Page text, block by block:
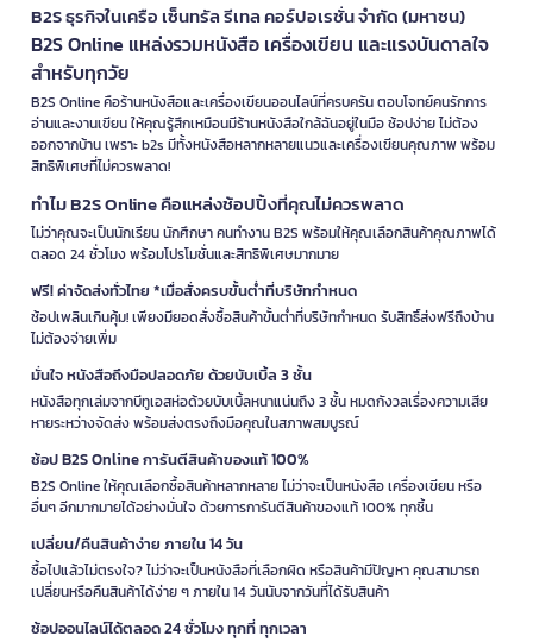
B2S ธุรกิจในเครือ เซ็นทรัล รีเทล คอร์ปอเรชั่น จำกัด (มหาชน)
B2S Online แหล่งรวมหนังสือ เครื่องเขียน และแรงบันดาลใจ
สำหรับทุกวัย
B2S Online คือร้านหนังสือและเครื่องเขียนออนไลน์ที่ครบครัน ตอบโจทย์คนรักการ
อ่านและงานเขียน ให้คุณรู้สึกเหมือนมีร้านหนังสือใกล้ฉันอยู่ในมือ ช้อปง่าย ไม่ต้อง
ออกจากบ้าน เพราะ b2s มีทั้งหนังสือหลากหลายแนวและเครื่องเขียนคุณภาพ พร้อม
สิทธิพิเศษที่ไม่ควรพลาด!
ทำไม B2S Online คือแหล่งช้อปปิ้งที่คุณไม่ควรพลาด
ไม่ว่าคุณจะเป็นนักเรียน นักศึกษา คนทำงาน B2S พร้อมให้คุณเลือกสินค้าคุณภาพได้
ตลอด 24 ชั่วโมง พร้อมโปรโมชั่นและสิทธิพิเศษมากมาย
ฟรี! ค่าจัดส่งทั่วไทย *เมื่อสั่งครบขั้นต่ำที่บริษัทกำหนด
ช้อปเพลินเกินคุ้ม! เพียงมียอดสั่งซื้อสินค้าขั้นต่ำที่บริษัทกำหนด รับสิทธิ์ส่งฟรีถึงบ้าน
ไม่ต้องจ่ายเพิ่ม
มั่นใจ หนังสือถึงมือปลอดภัย ด้วยบับเบิ้ล 3 ชั้น
หนังสือทุกเล่มจากบีทูเอสห่อด้วยบับเบิ้ลหนาแน่นถึง 3 ชั้น หมดกังวลเรื่องความเสีย
หายระหว่างจัดส่ง พร้อมส่งตรงถึงมือคุณในสภาพสมบูรณ์
ช้อป B2S Online การันตีสินค้าของแท้ 100%
B2S Online ให้คุณเลือกซื้อสินค้าหลากหลาย ไม่ว่าจะเป็นหนังสือ เครื่องเขียน หรือ
อื่นๆ อีกมากมายได้อย่างมั่นใจ ด้วยการการันตีสินค้าของแท้ 100% ทุกชิ้น
เปลี่ยน/คืนสินค้าง่าย ภายใน 14 วัน
ซื้อไปแล้วไม่ตรงใจ? ไม่ว่าจะเป็นหนังสือที่เลือกผิด หรือสินค้ามีปัญหา คุณสามารถ
เปลี่ยนหรือคืนสินค้าได้ง่าย ๆ ภายใน 14 วันนับจากวันที่ได้รับสินค้า
ช้อปออนไลน์ได้ตลอด 24 ชั่วโมง ทุกที่ ทุกเวลา